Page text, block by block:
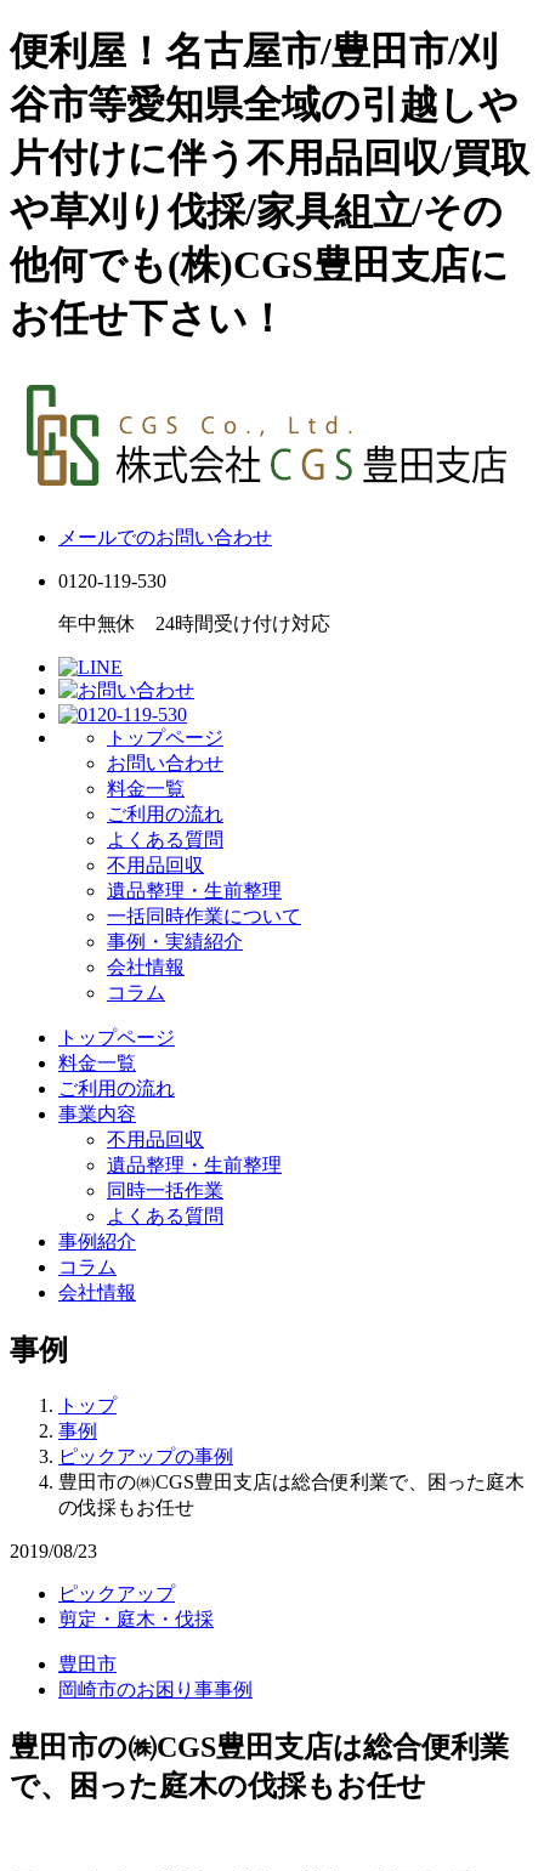
便利屋！名古屋市/豊田市/刈
谷市等愛知県全域の引越しや
片付けに伴う不用品回収/買取
や草刈り伐採/家具組立/その
他何でも(株)CGS豊田支店に
お任せ下さい！
メールでのお問い合わせ
0120-119-530
年中無休 24時間受け付け対応
トップページ
お問い合わせ
料金一覧
ご利用の流れ
よくある質問
不用品回収
遺品整理・生前整理
一括同時作業について
事例・実績紹介
会社情報
コラム
トップページ
料金一覧
ご利用の流れ
事業内容
不用品回収
遺品整理・生前整理
同時一括作業
よくある質問
事例紹介
コラム
会社情報
事例
トップ
事例
ピックアップの事例
豊田市の㈱CGS豊田支店は総合便利業で、困った庭木
の伐採もお任せ
2019/08/23
ピックアップ
剪定・庭木・伐採
豊田市
岡崎市のお困り事事例
豊田市の㈱CGS豊田支店は総合便利業
で、困った庭木の伐採もお任せ